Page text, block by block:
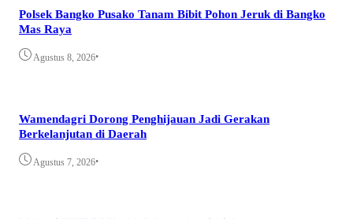
Polsek Bangko Pusako Tanam Bibit Pohon Jeruk di Bangko
Mas Raya
Agustus 8, 2026•
Wamendagri Dorong Penghijauan Jadi Gerakan
Berkelanjutan di Daerah
Agustus 7, 2026•